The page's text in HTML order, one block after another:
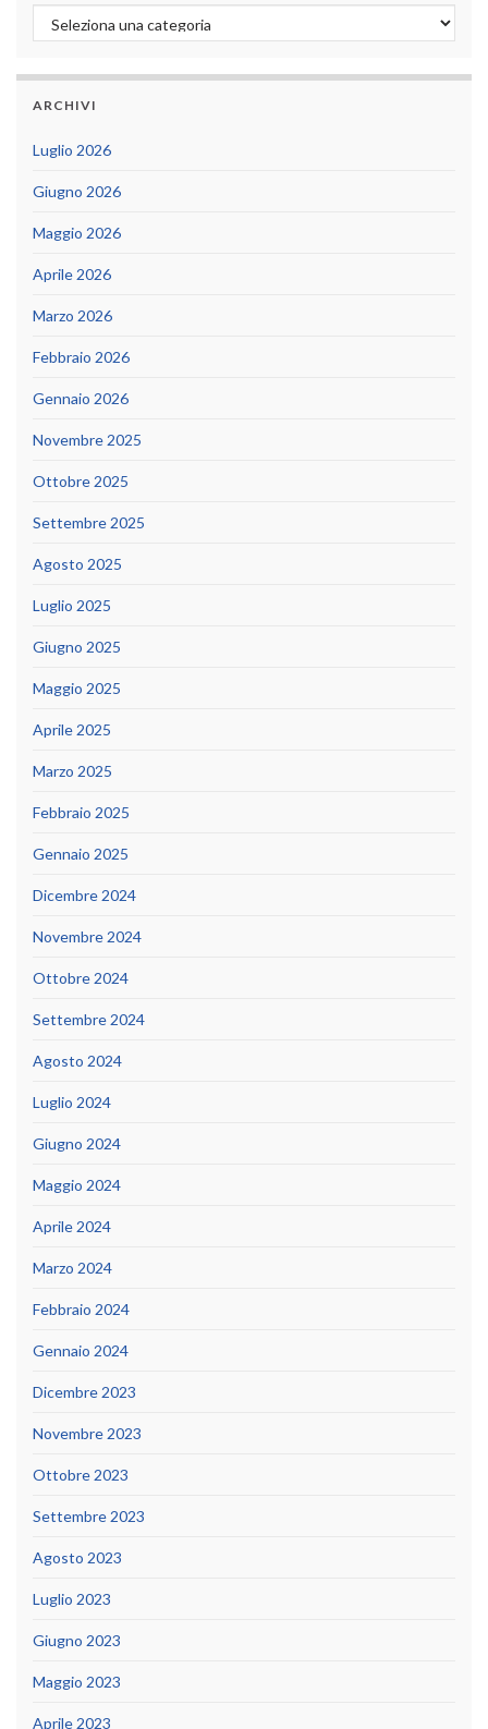
Categorie
ARCHIVI
Luglio 2026
Giugno 2026
Maggio 2026
Aprile 2026
Marzo 2026
Febbraio 2026
Gennaio 2026
Novembre 2025
Ottobre 2025
Settembre 2025
Agosto 2025
Luglio 2025
Giugno 2025
Maggio 2025
Aprile 2025
Marzo 2025
Febbraio 2025
Gennaio 2025
Dicembre 2024
Novembre 2024
Ottobre 2024
Settembre 2024
Agosto 2024
Luglio 2024
Giugno 2024
Maggio 2024
Aprile 2024
Marzo 2024
Febbraio 2024
Gennaio 2024
Dicembre 2023
Novembre 2023
Ottobre 2023
Settembre 2023
Agosto 2023
Luglio 2023
Giugno 2023
Maggio 2023
Aprile 2023